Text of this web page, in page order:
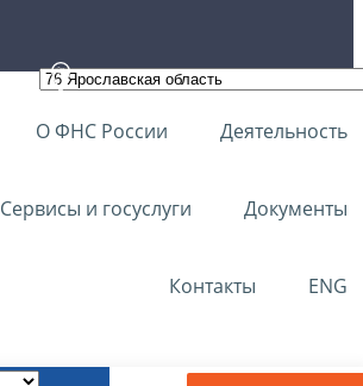
О ФНС России Деятельность
Сервисы и госуслуги Документы
Контакты ENG